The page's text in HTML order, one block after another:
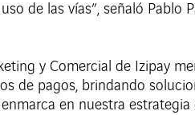
de las vías”, señaló Pablo
y Comercial de Izipay
de pagos, brindando
en nuestra